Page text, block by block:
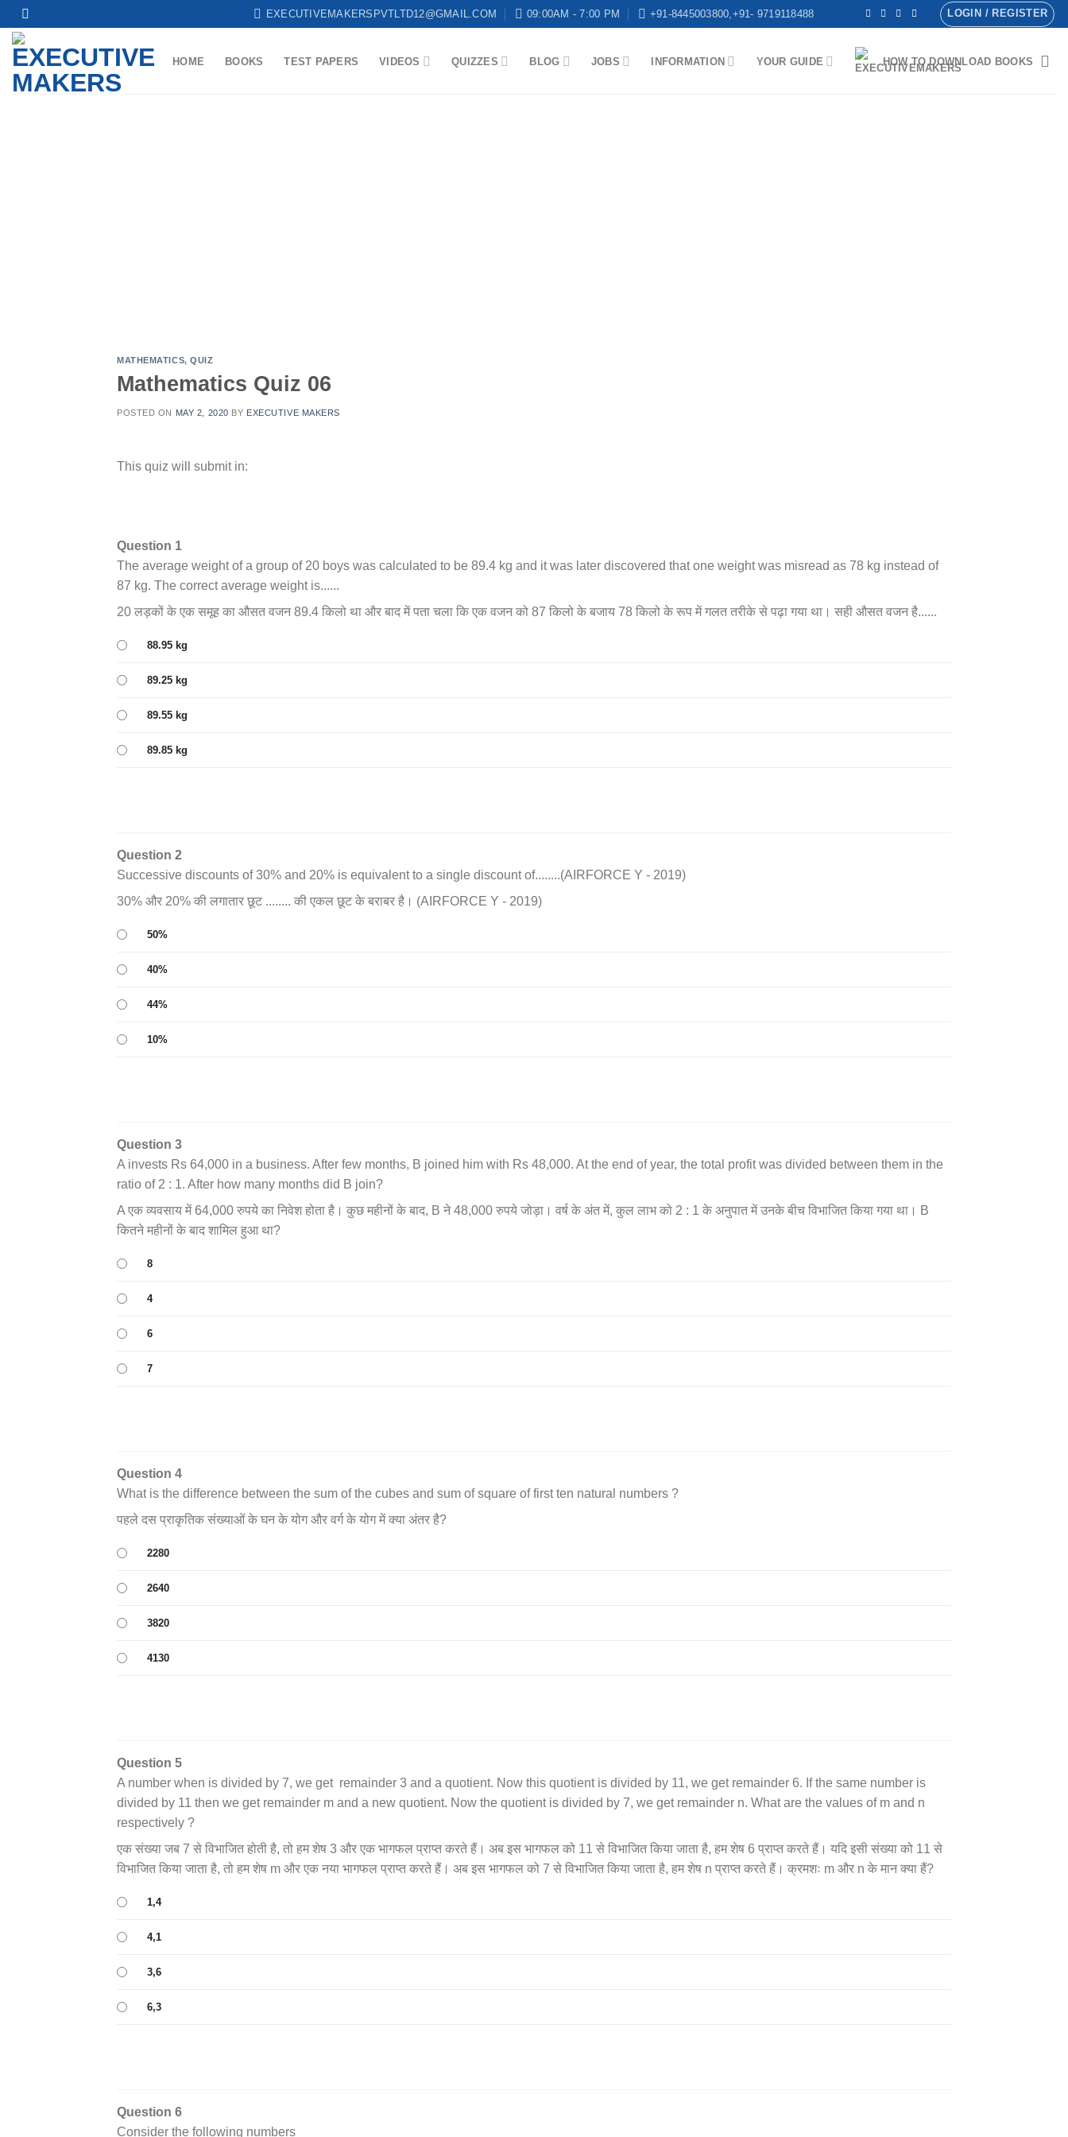
Skip
to
content
EXECUTIVEMAKERSPVTLTD12@GMAIL.COM 09:00AM - 7:00 PM +91-8445003800,+91- 9719118488 LOGIN / REGISTER
HOME BOOKS TEST PAPERS VIDEOS QUIZZES BLOG JOBS INFORMATION YOUR GUIDE HOW TO DOWNLOAD BOOKS
MATHEMATICS,QUIZ
Mathematics Quiz 06
POSTED ON MAY 2, 2020 BY EXECUTIVE MAKERS
This quiz will submit in:
Question 1
The average weight of a group of 20 boys was calculated to be 89.4 kg and it was later discovered that one weight was misread as 78 kg instead of
87 kg. The correct average weight is......
20 लड़कों के एक समूह का औसत वजन 89.4 किलो था और बाद में पता चला कि एक वजन को 87 किलो के बजाय 78 किलो के रूप में गलत तरीके से पढ़ा गया था। सही औसत वजन है......
88.95 kg
89.25 kg
89.55 kg
89.85 kg
Question 2
Successive discounts of 30% and 20% is equivalent to a single discount of........(AIRFORCE Y - 2019)
30% और 20% की लगातार छूट ........ की एकल छूट के बराबर है। (AIRFORCE Y - 2019)
50%
40%
44%
10%
Question 3
A invests Rs 64,000 in a business. After few months, B joined him with Rs 48,000. At the end of year, the total profit was divided between them in the
ratio of 2 : 1. After how many months did B join?
A एक व्यवसाय में 64,000 रुपये का निवेश होता है। कुछ महीनों के बाद, B ने 48,000 रुपये जोड़ा। वर्ष के अंत में, कुल लाभ को 2 : 1 के अनुपात में उनके बीच विभाजित किया गया था। B
कितने महीनों के बाद शामिल हुआ था?
8
4
6
7
Question 4
What is the difference between the sum of the cubes and sum of square of first ten natural numbers ?
पहले दस प्राकृतिक संख्याओं के घन के योग और वर्ग के योग में क्या अंतर है?
2280
2640
3820
4130
Question 5
A number when is divided by 7, we get remainder 3 and a quotient. Now this quotient is divided by 11, we get remainder 6. If the same number is
divided by 11 then we get remainder m and a new quotient. Now the quotient is divided by 7, we get remainder n. What are the values of m and n
respectively ?
एक संख्या जब 7 से विभाजित होती है, तो हम शेष 3 और एक भागफल प्राप्त करते हैं। अब इस भागफल को 11 से विभाजित किया जाता है, हम शेष 6 प्राप्त करते हैं। यदि इसी संख्या को 11 से
विभाजित किया जाता है, तो हम शेष m और एक नया भागफल प्राप्त करते हैं। अब इस भागफल को 7 से विभाजित किया जाता है, हम शेष n प्राप्त करते हैं। क्रमशः m और n के मान क्या हैं?
1,4
4,1
3,6
6,3
Question 6
Consider the following numbers